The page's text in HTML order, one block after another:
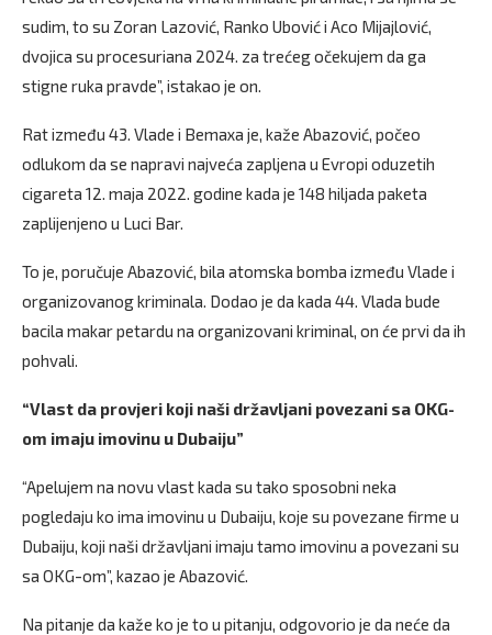
sudim, to su Zoran Lazović, Ranko Ubović i Aco Mijajlović,
dvojica su procesuriana 2024. za trećeg očekujem da ga
stigne ruka pravde”, istakao je on.
Rat između 43. Vlade i Bemaxa je, kaže Abazović, počeo
odlukom da se napravi najveća zapljena u Evropi oduzetih
cigareta 12. maja 2022. godine kada je 148 hiljada paketa
zaplijenjeno u Luci Bar.
To je, poručuje Abazović, bila atomska bomba između Vlade i
organizovanog kriminala. Dodao je da kada 44. Vlada bude
bacila makar petardu na organizovani kriminal, on će prvi da ih
pohvali.
“Vlast da provjeri koji naši državljani povezani sa OKG-
om imaju imovinu u Dubaiju”
“Apelujem na novu vlast kada su tako sposobni neka
pogledaju ko ima imovinu u Dubaiju, koje su povezane firme u
Dubaiju, koji naši državljani imaju tamo imovinu a povezani su
sa OKG-om”, kazao je Abazović.
Na pitanje da kaže ko je to u pitanju, odgovorio je da neće da